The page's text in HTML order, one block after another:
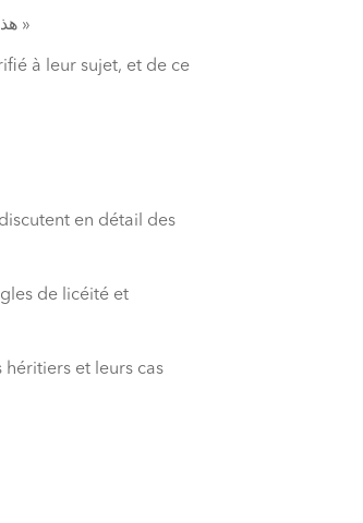
« هذا كتاب جمعتُ فيه أحكام القرآن، وما بيَّنته السنة من ذلك، وما أجمع عليه الأمة »
à leur sujet, et de ce
en détail des
de licéité et
héritiers et leurs cas